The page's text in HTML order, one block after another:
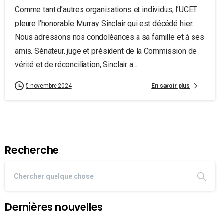
Comme tant d’autres organisations et individus, l’UCET
pleure l’honorable Murray Sinclair qui est décédé hier.
Nous adressons nos condoléances à sa famille et à ses
amis. Sénateur, juge et président de la Commission de
vérité et de réconciliation, Sinclair a...
5 novembre 2024 En savoir plus
Recherche
Dernières nouvelles